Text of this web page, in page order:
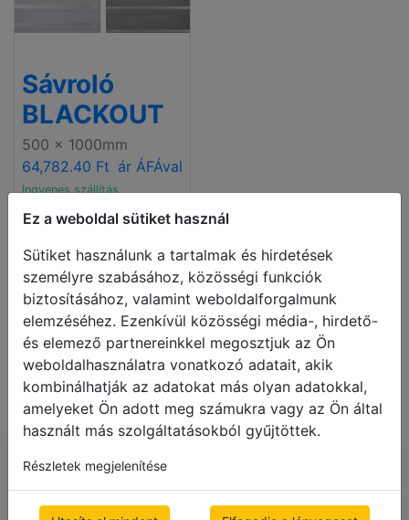
Ez a weboldal sütiket használ
Sütiket használunk a tartalmak és hirdetések
személyre szabásához, közösségi funkciók
biztosításához, valamint weboldalforgalmunk
elemzéséhez. Ezenkívül közösségi média-, hirdető-
és elemező partnereinkkel megosztjuk az Ön
weboldalhasználatra vonatkozó adatait, akik
kombinálhatják az adatokat más olyan adatokkal,
amelyeket Ön adott meg számukra vagy az Ön által
használt más szolgáltatásokból gyűjtöttek.
Részletek megjelenítése
Sávroló
BLACKOUT
500 x 1000mm
64,782.40 Ft ár ÁFÁval
Ingyenes szállítás
Belső sávrolók
élvezetes pihenéshez